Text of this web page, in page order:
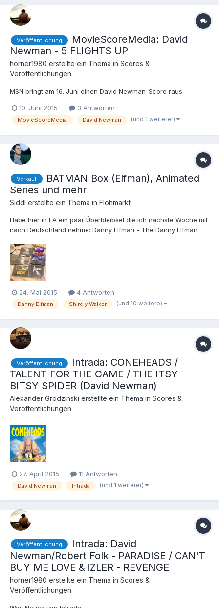
Veröffentlichung
MovieScoreMedia: David
Newman - 5 FLIGHTS UP
horner1980 erstellte ein Thema in Scores &
Veröffentlichungen
MSN bringt am 16. Juni einen David Newman-Score raus
10. Juni 2015 3 Antworten
MovieScoreMedia David Newman (und 1 weiterer)
Verkauf
BATMAN Box (Elfman), Animated
Series und mehr
Siddl erstellte ein Thema in Flohmarkt
Habe hier in LA ein paar Überbleibsel die ich nächste Woche mit
nach Deutschland nehme: Danny Elfman - The Danny Elfman
Series Vol. 3 (4 CDs) Jim Dooley - Socom 3 (2 CDs) Henry
Jackman - Kick-Ass 2 David Newman - The Phantom Howar...
24. Mai 2015 4 Antworten
Danny Elfman Shirely Walker (und 10 weitere)
Veröffentlichung
Intrada: CONEHEADS /
TALENT FOR THE GAME / THE ITSY
BITSY SPIDER (David Newman)
Alexander Grodzinski erstellte ein Thema in Scores &
Veröffentlichungen
27. April 2015 11 Antworten
David Newman Intrada (und 1 weiterer)
Veröffentlichung
Intrada: David
Newman/Robert Folk - PARADISE / CAN'T
BUY ME LOVE & iZLER - REVENGE
horner1980 erstellte ein Thema in Scores &
Veröffentlichungen